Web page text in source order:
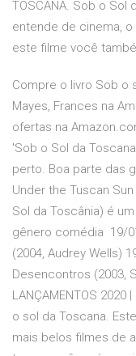
TOSCANA. Sob o Sol
entende de cinema,
este filme você
Compre o livro Sob o
Mayes, Frances na
ofertas na
'Sob o Sol da
perto. Boa parte das
Under the Tuscan
Sol da Toscânia) é
gênero comédia 19/
(2004, Audrey Wells)
Desencontros (2003,
LANÇAMENTOS 2020
o sol da Toscana.
mais belos filmes de